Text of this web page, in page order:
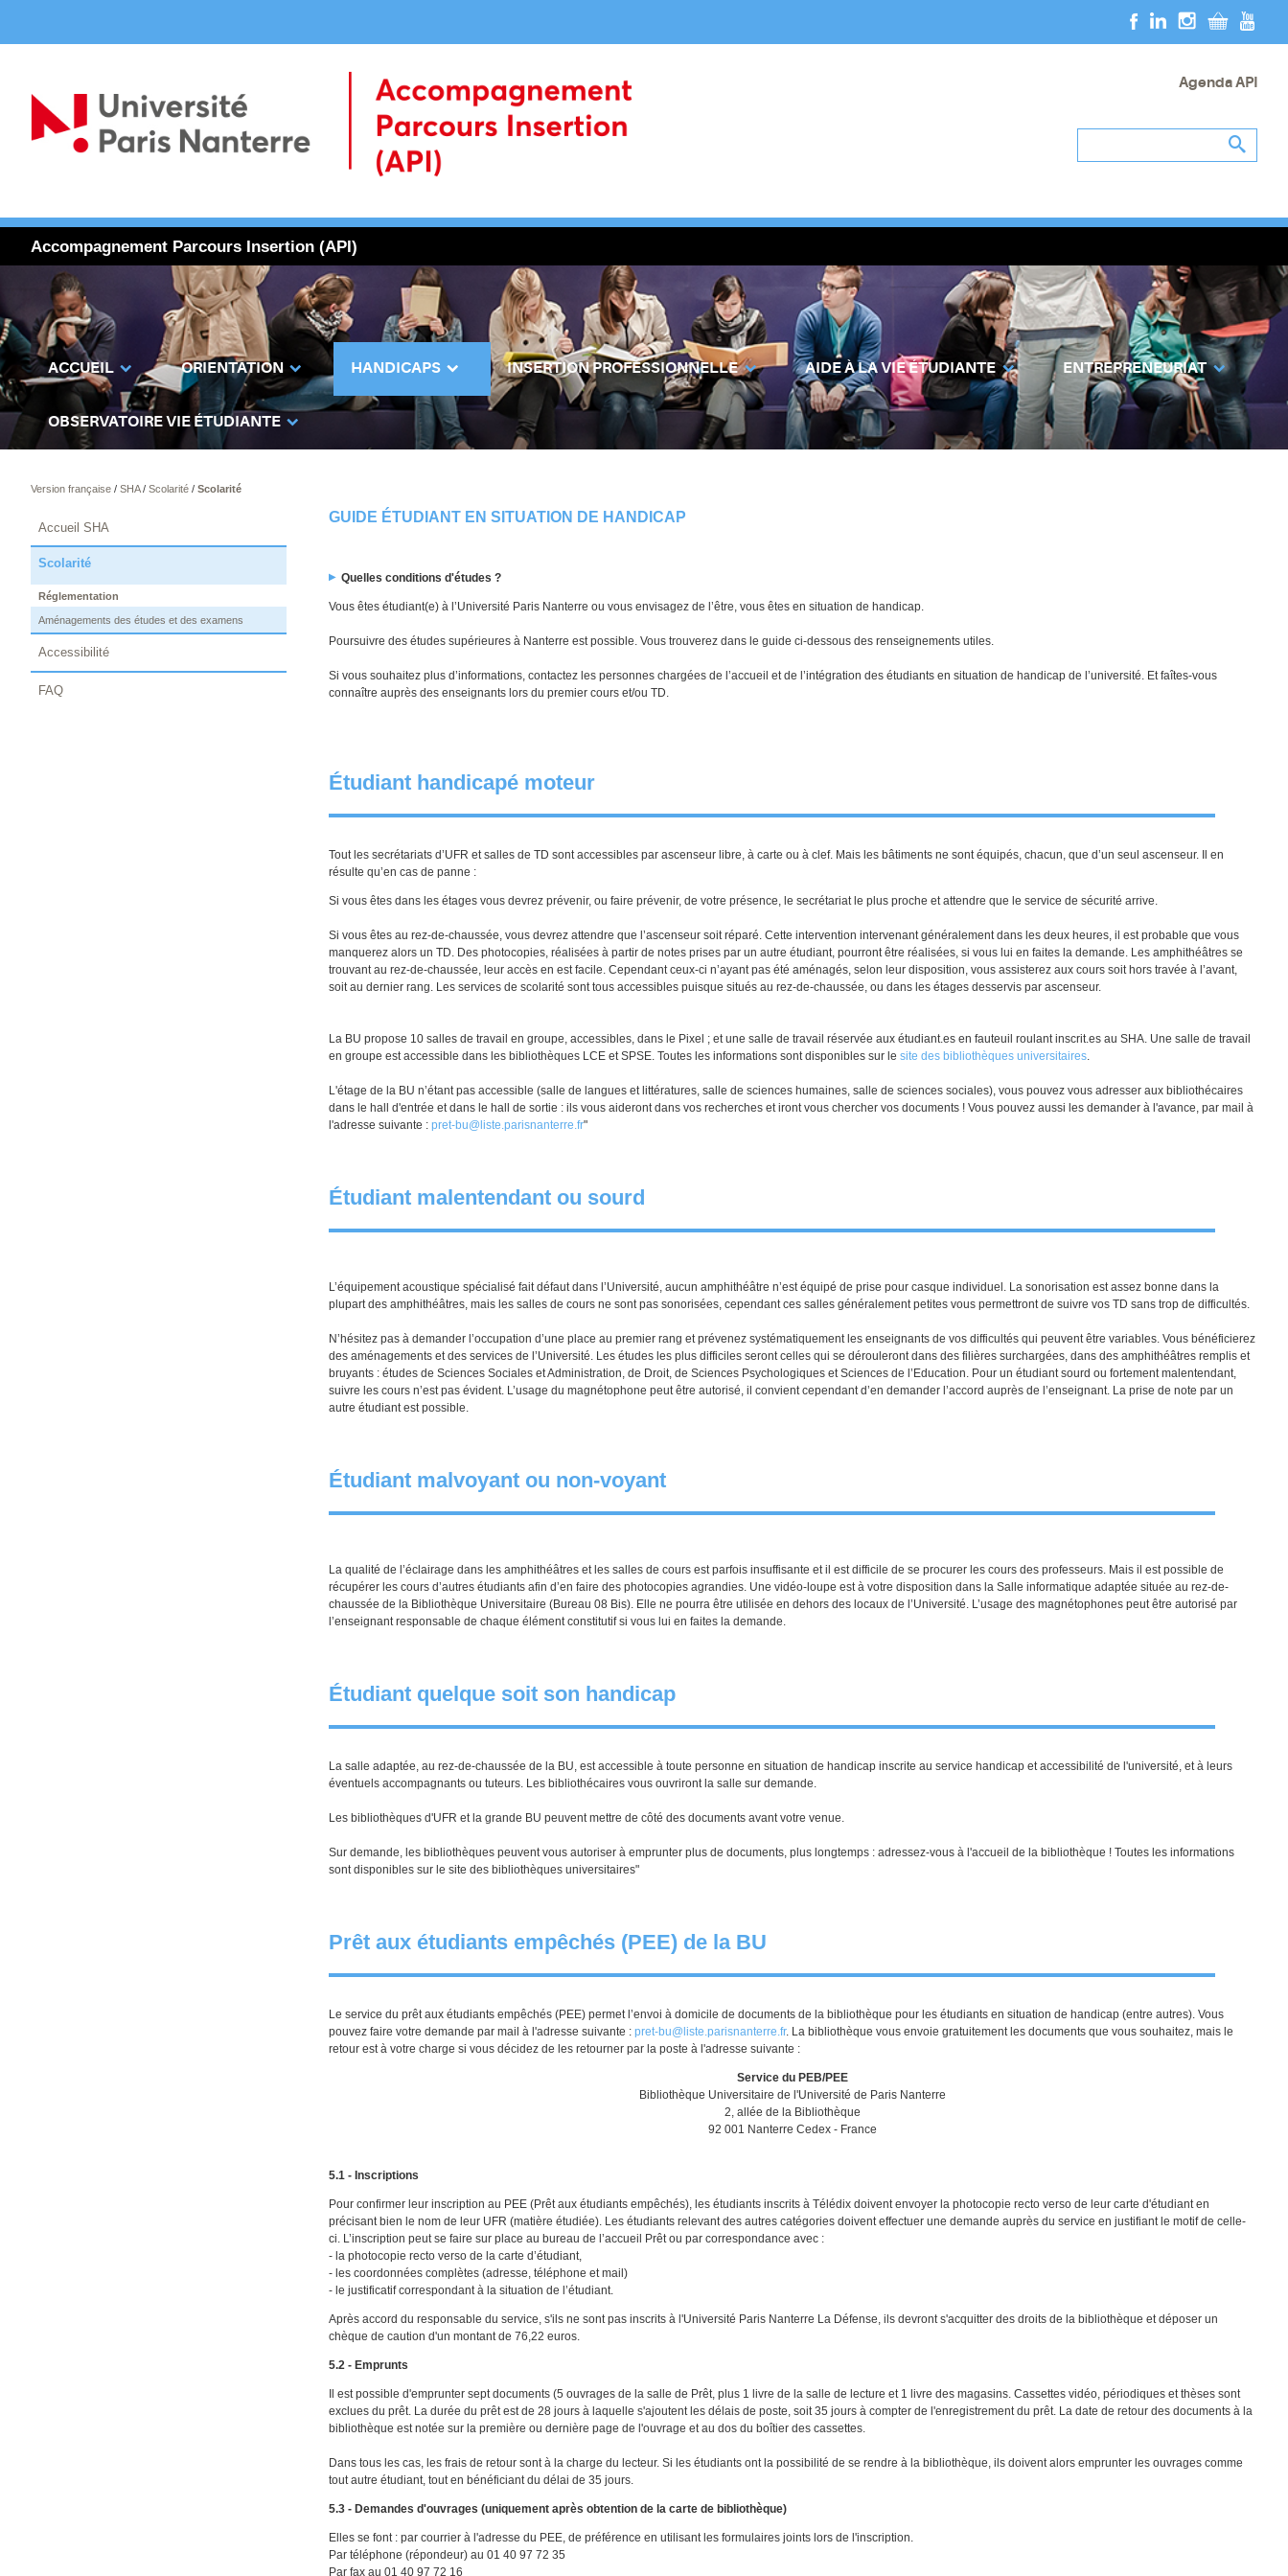
Agenda API
Accompagnement Parcours Insertion (API)
ACCUEIL ORIENTATION HANDICAPS INSERTION PROFESSIONNELLE AIDE À LA VIE ÉTUDIANTE ENTREPRENEURIAT
OBSERVATOIRE VIE ÉTUDIANTE
Version française/ SHA/ Scolarité/ Scolarité
GUIDE ÉTUDIANT EN SITUATION DE HANDICAP
Quelles conditions d'études ?
Vous êtes étudiant(e) à l’Université Paris Nanterre ou vous envisagez de l’être, vous êtes en situation de handicap.
Poursuivre des études supérieures à Nanterre est possible. Vous trouverez dans le guide ci-dessous des renseignements utiles.
Si vous souhaitez plus d’informations, contactez les personnes chargées de l’accueil et de l’intégration des étudiants en situation de handicap de l’université. Et faîtes-vous
connaître auprès des enseignants lors du premier cours et/ou TD.
Étudiant handicapé moteur
Tout les secrétariats d’UFR et salles de TD sont accessibles par ascenseur libre, à carte ou à clef. Mais les bâtiments ne sont équipés, chacun, que d’un seul ascenseur. Il en
résulte qu’en cas de panne :
Si vous êtes dans les étages vous devrez prévenir, ou faire prévenir, de votre présence, le secrétariat le plus proche et attendre que le service de sécurité arrive.
Si vous êtes au rez-de-chaussée, vous devrez attendre que l’ascenseur soit réparé. Cette intervention intervenant généralement dans les deux heures, il est probable que vous
manquerez alors un TD. Des photocopies, réalisées à partir de notes prises par un autre étudiant, pourront être réalisées, si vous lui en faites la demande. Les amphithéâtres se
trouvant au rez-de-chaussée, leur accès en est facile. Cependant ceux-ci n’ayant pas été aménagés, selon leur disposition, vous assisterez aux cours soit hors travée à l’avant,
soit au dernier rang. Les services de scolarité sont tous accessibles puisque situés au rez-de-chaussée, ou dans les étages desservis par ascenseur.
La BU propose 10 salles de travail en groupe, accessibles, dans le Pixel ; et une salle de travail réservée aux étudiant.es en fauteuil roulant inscrit.es au SHA. Une salle de travail
en groupe est accessible dans les bibliothèques LCE et SPSE. Toutes les informations sont disponibles sur lesite des bibliothèques universitaires
L'étage de la BU n’étant pas accessible (salle de langues et littératures, salle de sciences humaines, salle de sciences sociales), vous pouvez vous adresser aux bibliothécaires
dans le hall d'entrée et dans le hall de sortie : ils vous aideront dans vos recherches et iront vous chercher vos documents ! Vous pouvez aussi les demander à l'avance, par mail à
l'adresse suivante :pret-bu@liste.parisnanterre.fr"
Étudiant malentendant ou sourd
L’équipement acoustique spécialisé fait défaut dans l’Université, aucun amphithéâtre n’est équipé de prise pour casque individuel. La sonorisation est assez bonne dans la
plupart des amphithéâtres, mais les salles de cours ne sont pas sonorisées, cependant ces salles généralement petites vous permettront de suivre vos TD sans trop de difficultés.
N’hésitez pas à demander l’occupation d’une place au premier rang et prévenez systématiquement les enseignants de vos difficultés qui peuvent être variables. Vous bénéficierez
des aménagements et des services de l’Université. Les études les plus difficiles seront celles qui se dérouleront dans des filières surchargées, dans des amphithéâtres remplis et
bruyants : études de Sciences Sociales et Administration, de Droit, de Sciences Psychologiques et Sciences de l’Education. Pour un étudiant sourd ou fortement malentendant,
suivre les cours n’est pas évident. L’usage du magnétophone peut être autorisé, il convient cependant d’en demander l’accord auprès de l’enseignant. La prise de note par un
autre étudiant est possible.
Étudiant malvoyant ou non-voyant
La qualité de l’éclairage dans les amphithéâtres et les salles de cours est parfois insuffisante et il est difficile de se procurer les cours des professeurs. Mais il est possible de
récupérer les cours d’autres étudiants afin d’en faire des photocopies agrandies. Une vidéo-loupe est à votre disposition dans la Salle informatique adaptée située au rez-de-
chaussée de la Bibliothèque Universitaire (Bureau 08 Bis). Elle ne pourra être utilisée en dehors des locaux de l’Université. L’usage des magnétophones peut être autorisé par
l’enseignant responsable de chaque élément constitutif si vous lui en faites la demande.
Étudiant quelque soit son handicap
La salle adaptée, au rez-de-chaussée de la BU, est accessible à toute personne en situation de handicap inscrite au service handicap et accessibilité de l'université, et à leurs
éventuels accompagnants ou tuteurs. Les bibliothécaires vous ouvriront la salle sur demande.
Les bibliothèques d'UFR et la grande BU peuvent mettre de côté des documents avant votre venue.
Sur demande, les bibliothèques peuvent vous autoriser à emprunter plus de documents, plus longtemps : adressez-vous à l'accueil de la bibliothèque ! Toutes les informations
sont disponibles sur le site des bibliothèques universitaires"
Prêt aux étudiants empêchés (PEE) de la BU
Le service du prêt aux étudiants empêchés (PEE) permet l’envoi à domicile de documents de la bibliothèque pour les étudiants en situation de handicap (entre autres). Vous
pouvez faire votre demande par mail à l'adresse suivante :pret-bu@liste.parisnanterre.fr. La bibliothèque vous envoie gratuitement les documents que vous souhaitez, mais le
retour est à votre charge si vous décidez de les retourner par la poste à l'adresse suivante :
Service du PEB/PEE
Bibliothèque Universitaire de l'Université de Paris Nanterre
2, allée de la Bibliothèque
92 001 Nanterre Cedex - France
5.1 - Inscriptions
Pour confirmer leur inscription au PEE (Prêt aux étudiants empêchés), les étudiants inscrits à Télédix doivent envoyer la photocopie recto verso de leur carte d'étudiant en
précisant bien le nom de leur UFR (matière étudiée). Les étudiants relevant des autres catégories doivent effectuer une demande auprès du service en justifiant le motif de celle-
ci. L’inscription peut se faire sur place au bureau de l’accueil Prêt ou par correspondance avec :
- la photocopie recto verso de la carte d’étudiant,
- les coordonnées complètes (adresse, téléphone et mail)
- le justificatif correspondant à la situation de l’étudiant.
Après accord du responsable du service, s'ils ne sont pas inscrits à l'Université Paris Nanterre La Défense, ils devront s'acquitter des droits de la bibliothèque et déposer un
chèque de caution d'un montant de 76,22 euros.
5.2 - Emprunts
Il est possible d'emprunter sept documents (5 ouvrages de la salle de Prêt, plus 1 livre de la salle de lecture et 1 livre des magasins. Cassettes vidéo, périodiques et thèses sont
exclues du prêt. La durée du prêt est de 28 jours à laquelle s'ajoutent les délais de poste, soit 35 jours à compter de l'enregistrement du prêt. La date de retour des documents à la
bibliothèque est notée sur la première ou dernière page de l'ouvrage et au dos du boîtier des cassettes.
Dans tous les cas, les frais de retour sont à la charge du lecteur. Si les étudiants ont la possibilité de se rendre à la bibliothèque, ils doivent alors emprunter les ouvrages comme
tout autre étudiant, tout en bénéficiant du délai de 35 jours.
5.3 - Demandes d'ouvrages (uniquement après obtention de la carte de bibliothèque)
Elles se font : par courrier à l'adresse du PEE, de préférence en utilisant les formulaires joints lors de l'inscription.
Par téléphone (répondeur) au 01 40 97 72 35
Par fax au 01 40 97 72 16
Accueil SHA
Scolarité
Réglementation
Aménagements des études et des examens
Accessibilité
FAQ